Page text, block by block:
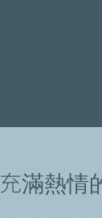
滿熱情